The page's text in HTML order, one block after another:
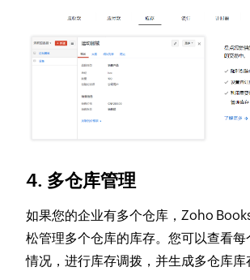
4. 多仓库管理
如果您的企业有多个仓库，Zoho
松管理多个仓库的库存。您可以查看
情况，进行库存调拨，并生成多仓库库